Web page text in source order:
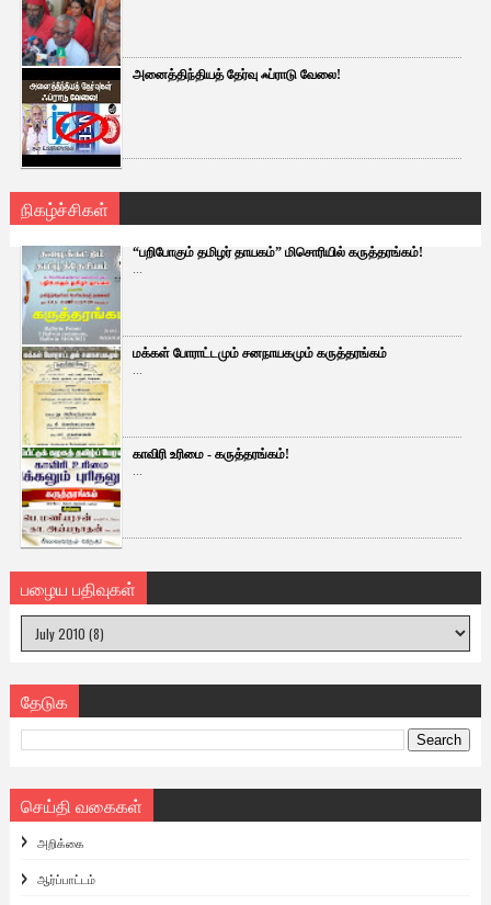
அனைத்திந்தியத் தேர்வு ஃப்ராடு வேலை!
நிகழ்ச்சிகள்
“பறிபோகும் தமிழர் தாயகம்” மிசொரியில் கருத்தரங்கம்!
...
மக்கள் போராட்டமும் சனநாயகமும் கருத்தரங்கம்
...
காவிரி உரிமை - கருத்தரங்கம்!
...
பழைய பதிவுகள்
தேடுக
செய்தி வகைகள்
அறிக்கை
ஆர்ப்பாட்டம்